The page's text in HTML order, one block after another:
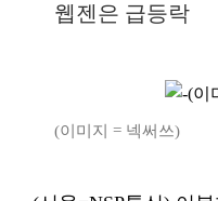
웹젠은 급등락
(이미지 = 넥써쓰)